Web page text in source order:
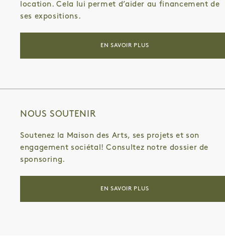
location. Cela lui permet d’aider au financement de
ses expositions.
EN SAVOIR PLUS
NOUS SOUTENIR
Soutenez la Maison des Arts, ses projets et son
engagement sociétal! Consultez notre dossier de
sponsoring.
EN SAVOIR PLUS